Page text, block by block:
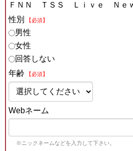
ＦＮＮ ＴＳＳ Ｌｉｖｅ Ｎｅ
性別
【必須】
男性
女性
回答しない
年齢
【必須】
Webネーム
※ニックネームなどを入力して下さい。